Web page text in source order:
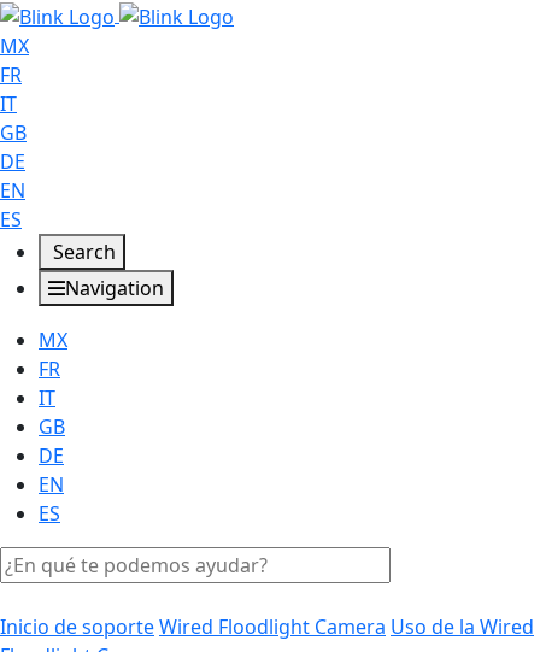
MX
FR
IT
GB
DE
EN
ES
Search
Navigation
MX
FR
IT
GB
DE
EN
ES
Inicio de soporteWired Floodlight Camera Uso de la Wired